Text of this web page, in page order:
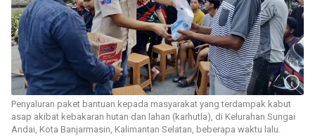
Penyaluran paket bantuan kepada masyarakat yang terdampak kabut
asap akibat kebakaran hutan dan lahan (karhutla), di Kelurahan Sungai
Andai, Kota Banjarmasin, Kalimantan Selatan, beberapa waktu lalu.